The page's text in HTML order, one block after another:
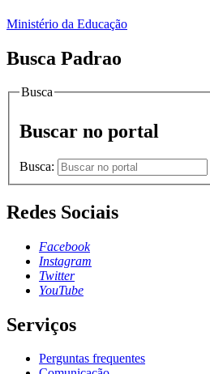
Ministério da Educação
Busca Padrao
Busca
Buscar no portal
Busca:
Redes Sociais
Facebook
Instagram
Twitter
YouTube
Serviços
Perguntas frequentes